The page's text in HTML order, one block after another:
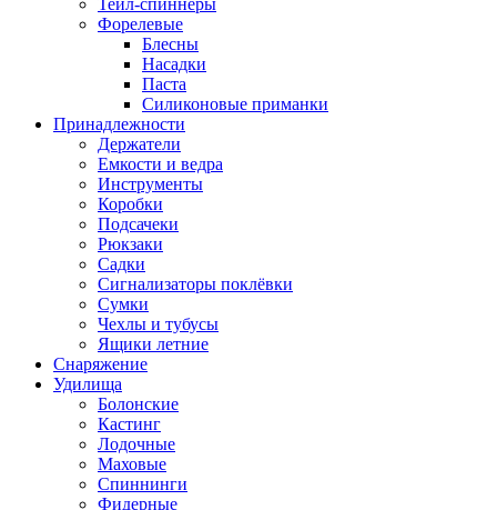
Тейл-спиннеры
Форелевые
Блесны
Насадки
Паста
Силиконовые приманки
Принадлежности
Держатели
Емкости и ведра
Инструменты
Коробки
Подсачеки
Рюкзаки
Садки
Сигнализаторы поклёвки
Сумки
Чехлы и тубусы
Ящики летние
Снаряжение
Удилища
Болонские
Кастинг
Лодочные
Маховые
Спиннинги
Фидерные